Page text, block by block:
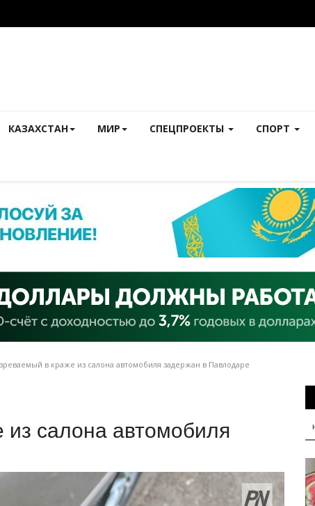
КАЗАХСТАН МИР СПЕЦПРОЕКТЫ СПОРТ
в краже из салона автомобиля задержан в Павлодаре
салона автомобиля